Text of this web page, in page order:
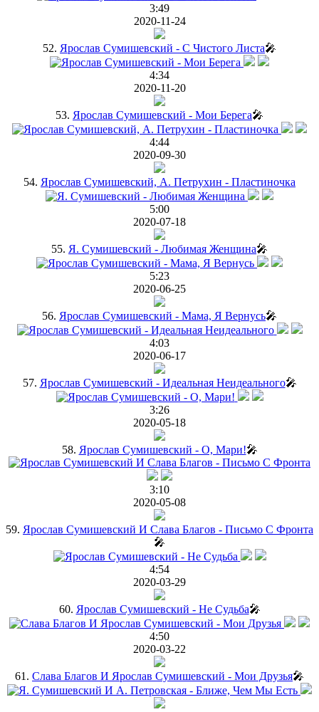
3:49
2020-11-24
52. Ярослав Сумишевский - С Чистого Листа🎤
4:34
2020-11-20
53. Ярослав Сумишевский - Мои Берега🎤
4:44
2020-09-30
54. Ярослав Сумишевский, А. Петрухин - Пластиночка
5:00
2020-07-18
55. Я. Сумишевский - Любимая Женщина🎤
5:23
2020-06-25
56. Ярослав Сумишевский - Мама, Я Вернусь🎤
4:03
2020-06-17
57. Ярослав Сумишевский - Идеальная Неидеального🎤
3:26
2020-05-18
58. Ярослав Сумишевский - О, Мари!🎤
3:10
2020-05-08
59. Ярослав Сумишевский И Слава Благов - Письмо С Фронта
🎤
4:54
2020-03-29
60. Ярослав Сумишевский - Не Судьба🎤
4:50
2020-03-22
61. Слава Благов И Ярослав Сумишевский - Мои Друзья🎤